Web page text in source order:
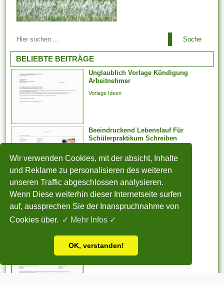
Wir verwenden Cookies, mit der absicht, Inhalte
und Reklame zu personalisieren des weiteren
unseren Traffic abgeschlossen analysieren.
Wenn Diese weiterhin dieser Internetseite surfen
auf, aussprechen Sie der Inanspruchnahme von
Cookies über. ✓ Mehr Infos ✓
OK, verstanden!
Arbeitgeber ist es es
untersagt, irgendeinen
Arbeitnehmer zu entlassen,
der aufgrund der Teilnahme an
Arbeitstreffen und der Layout
von Arbeitsforderungen
Jahresabschluss noch
aussteht, bei weitem nicht
weiter arbeiten
möglicherweise. Er kann...
Suche
BELIEBTE BEITRÄGE
Unglaublich Vorlage Kündigung
Arbeitnehmer
Vorlage Ideen
Beeindruckend Lebenslauf Für
Schülerpraktikum Schreiben
Beste Einnahmen überschuss
Rechnung Vorlage
Vorlage Ideen
Tolle Kündigung Eqj Vorlage
Vorlage Ideen